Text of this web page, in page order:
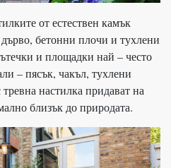
от естествен камък
бетонни плочи и тухлени
и площадки най – често
– пясък, чакъл, тухлени
настилка придават на
близък до природата.